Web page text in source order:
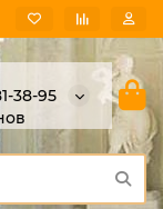
38-95